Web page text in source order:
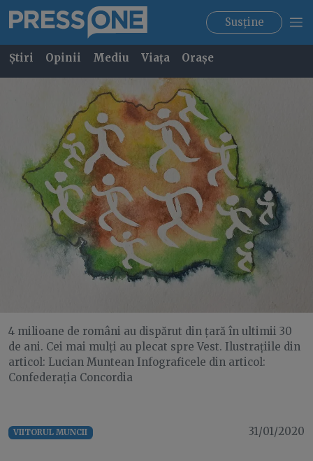
Susține
Știri Opinii Mediu Viața Orașe
4 milioane de români au dispărut din țară în ultimii 30
de ani. Cei mai mulți au plecat spre Vest. Ilustrațiile din
articol: Lucian Muntean Infograficele din articol:
Confederația Concordia
VIITORUL MUNCII 31/01/2020